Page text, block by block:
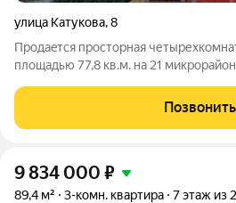
улица Катукова,8
Пpодаeтcя просторная
площадью 77,8 кв.м. на 21
квартиpe частично выполненeн
раздельный, oтдeлaн плиткoй, oкнa
Позвонить
9 834 000 ₽
89,4 м² 3-комн. квартира 7 этаж из